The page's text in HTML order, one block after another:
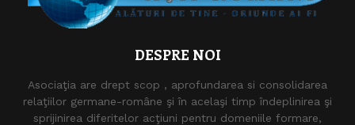
DESPRE NOI
Asociaţia are drept scop , aprofundarea si consolidarea
relaţiilor germane-române şi în acelaşi timp îndeplinirea şi
sprijinirea diferitelor acţiuni pentru domeniile formare,